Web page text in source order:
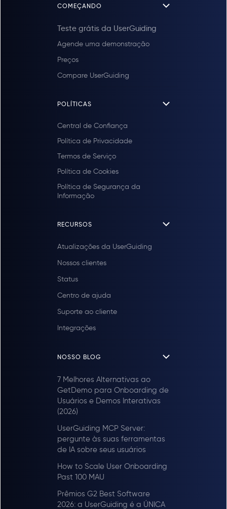
COMEÇANDO
Teste grátis da UserGuiding
Agende uma demonstração
Preços
Compare UserGuiding
POLÍTICAS
Central de Confiança
Política de Privacidade
Termos de Serviço
Política de Cookies
Política de Segurança da
Informação
RECURSOS
Atualizações da UserGuiding
Nossos clientes
Status
Centro de ajuda
Suporte ao cliente
Integrações
NOSSO BLOG
7 Melhores Alternativas ao
GetDemo para Onboarding de
Usuários e Demos Interativas
(2026)
UserGuiding MCP Server:
pergunte às suas ferramentas
de IA sobre seus usuários
How to Scale User Onboarding
Past 100 MAU
Prêmios G2 Best Software
2026: a UserGuiding é a ÚNICA